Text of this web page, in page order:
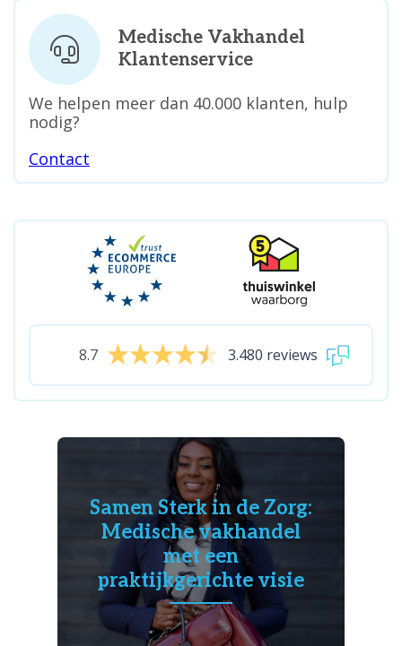
Medische Vakhandel
Klantenservice
We helpen meer dan 40.000 klanten, hulp
nodig?
Contact
8.7 3.480 reviews
Samen Sterk in de Zorg:
Medische vakhandel
met een
praktijkgerichte visie